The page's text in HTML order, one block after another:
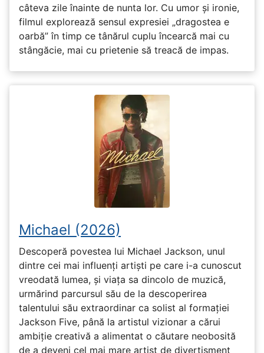
câteva zile înainte de nunta lor. Cu umor și ironie,
filmul explorează sensul expresiei „dragostea e
oarbă” în timp ce tânărul cuplu încearcă mai cu
stângăcie, mai cu prietenie să treacă de impas.
Michael (2026)
Descoperă povestea lui Michael Jackson, unul
dintre cei mai influenți artiști pe care i-a cunoscut
vreodată lumea, și viața sa dincolo de muzică,
urmărind parcursul său de la descoperirea
talentului său extraordinar ca solist al formației
Jackson Five, până la artistul vizionar a cărui
ambiție creativă a alimentat o căutare neobosită
de a deveni cel mai mare artist de divertisment